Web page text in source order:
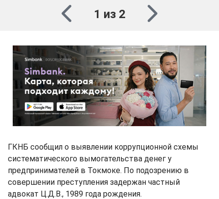
1 из 2
ГКНБ сообщил о выявлении коррупционной схемы
систематического вымогательства денег у
предпринимателей в Токмоке. По подозрению в
совершении преступления задержан частный
адвокат Ц.Д.В., 1989 года рождения.